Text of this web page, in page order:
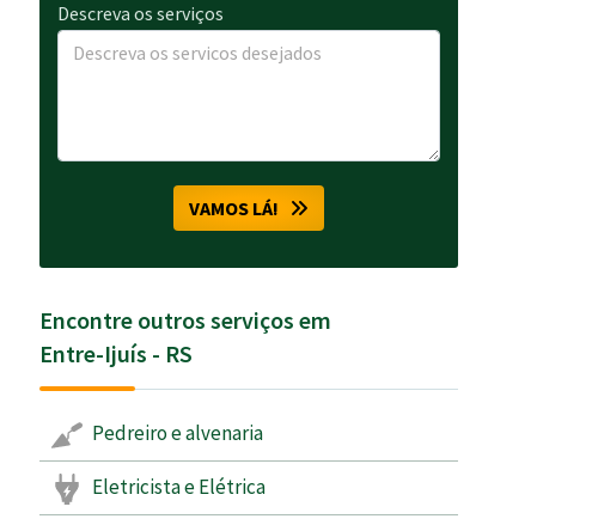
Descreva os serviços
VAMOS LÁ!
Encontre outros serviços em
Entre-Ijuís - RS
Pedreiro e alvenaria
Eletricista e Elétrica